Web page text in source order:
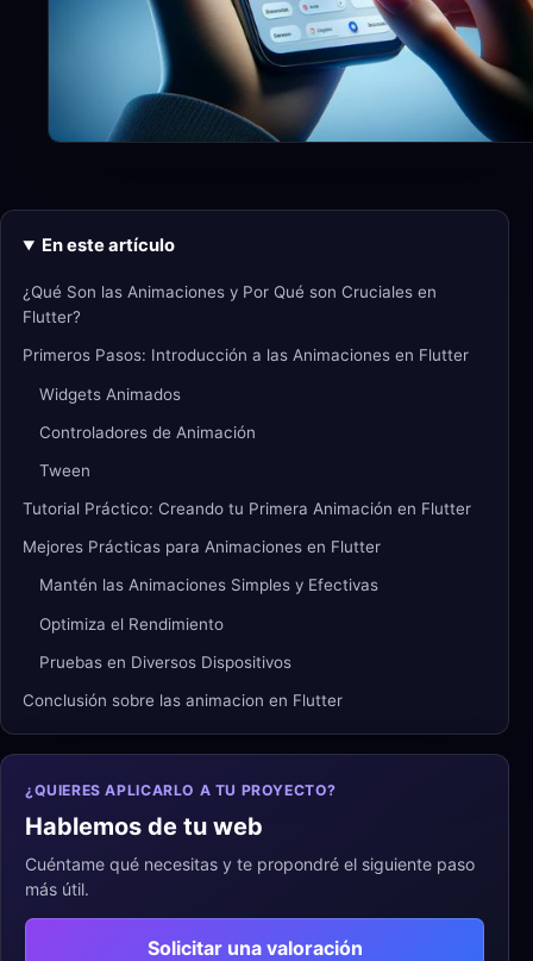
En este artículo
¿Qué Son las Animaciones y Por Qué son Cruciales en
Flutter?
Primeros Pasos: Introducción a las Animaciones en Flutter
Widgets Animados
Controladores de Animación
Tween
Tutorial Práctico: Creando tu Primera Animación en Flutter
Mejores Prácticas para Animaciones en Flutter
Mantén las Animaciones Simples y Efectivas
Optimiza el Rendimiento
Pruebas en Diversos Dispositivos
Conclusión sobre las animacion en Flutter
¿QUIERES APLICARLO A TU PROYECTO?
Hablemos de tu web
Cuéntame qué necesitas y te propondré el siguiente paso
más útil.
Solicitar una valoración